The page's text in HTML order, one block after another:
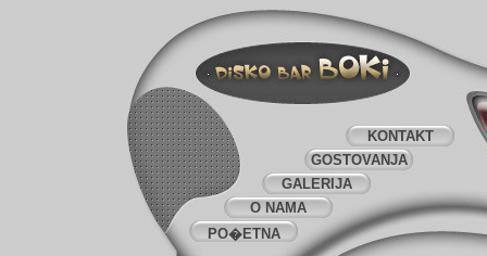
PO�ETNA
O NAMA
GALERIJA
GOSTOVANJA
KONTAKT